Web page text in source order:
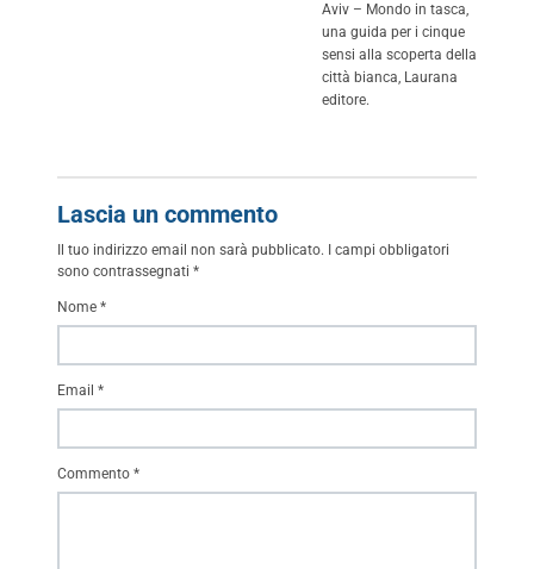
Aviv – Mondo in tasca,
una guida per i cinque
sensi alla scoperta della
città bianca, Laurana
editore.
Lascia un commento
Il tuo indirizzo email non sarà pubblicato.
I campi obbligatori
sono contrassegnati *
Commento *
Nome *
Email *